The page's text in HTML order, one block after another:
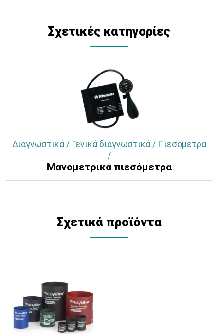
Σχετικές κατηγορίες
Διαγνωστικά / Γενικά διαγνωστικά / Πιεσόμετρα
/
Μανομετρικά πιεσόμετρα
Σχετικά προϊόντα